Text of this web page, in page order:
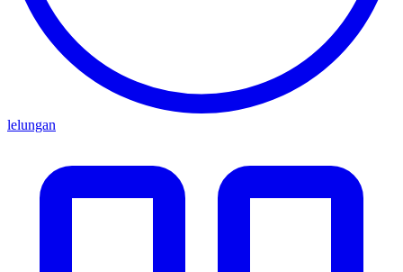
lelungan